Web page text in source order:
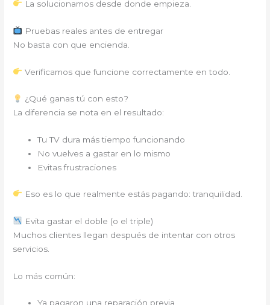
La solucionamos desde donde empieza.
Pruebas reales antes de entregar
No basta con que encienda.
Verificamos que funcione correctamente en todo.
¿Qué ganas tú con esto?
La diferencia se nota en el resultado:
Tu TV dura más tiempo funcionando
No vuelves a gastar en lo mismo
Evitas frustraciones
Eso es lo que realmente estás pagando: tranquilidad.
Evita gastar el doble (o el triple)
Muchos clientes llegan después de intentar con otros
servicios.
Lo más común:
Ya pagaron una reparación previa